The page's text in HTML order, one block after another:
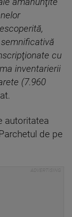
cu
inventarierii
(7.960
autoritatea
de pe